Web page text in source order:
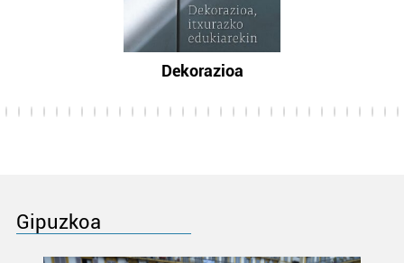
Dekorazioa
Gipuzkoa